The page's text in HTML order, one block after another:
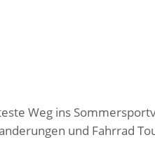
Weg ins
und Fahrrad